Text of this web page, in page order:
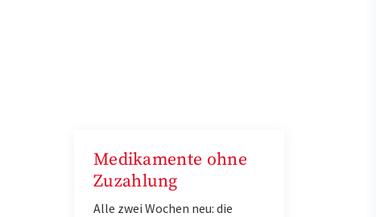
Medikamente ohne
Zuzahlung
Alle zwei Wochen neu: die